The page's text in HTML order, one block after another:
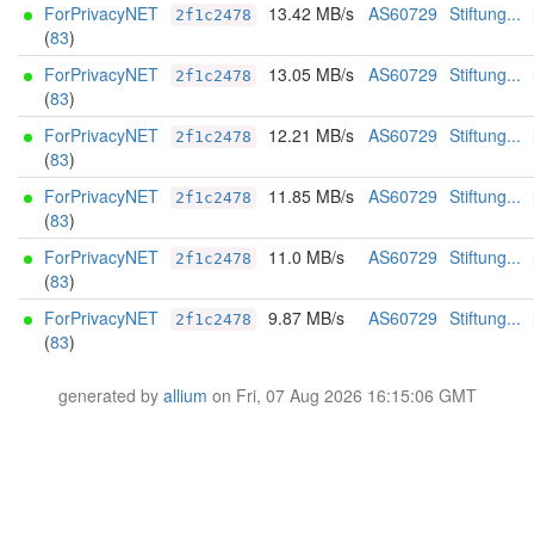
ForPrivacyNET
(83)
2f1c2478 13.42 MB/s AS60729 Stiftung...
ForPrivacyNET
(83)
2f1c2478 13.05 MB/s AS60729 Stiftung...
ForPrivacyNET
(83)
2f1c2478 12.21 MB/s AS60729 Stiftung...
ForPrivacyNET
(83)
2f1c2478 11.85 MB/s AS60729 Stiftung...
ForPrivacyNET
(83)
2f1c2478 11.0 MB/s AS60729 Stiftung...
ForPrivacyNET
(83)
2f1c2478 9.87 MB/s AS60729 Stiftung...
generated by allium on Fri, 07 Aug 2026 16:15:06 GMT